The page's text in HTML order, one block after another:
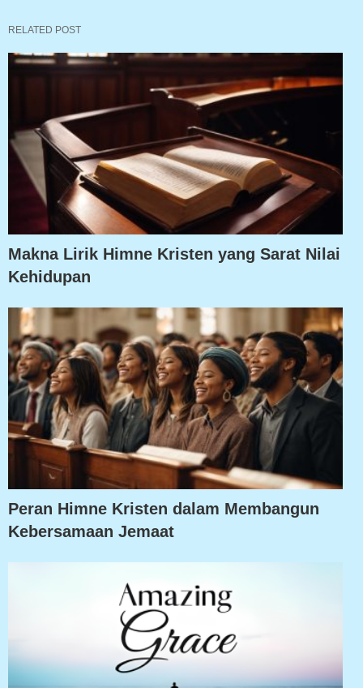
RELATED POST
Makna Lirik Himne Kristen yang Sarat Nilai
Kehidupan
Peran Himne Kristen dalam Membangun
Kebersamaan Jemaat